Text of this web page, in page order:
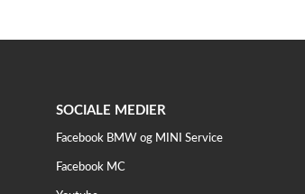
SOCIALE MEDIER
Facebook BMW og MINI Service
Facebook MC